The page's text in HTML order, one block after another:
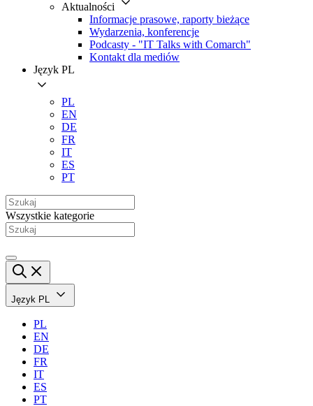
Aktualności
Informacje prasowe, raporty bieżące
Wydarzenia, konferencje
Podcasty - "IT Talks with Comarch"
Kontakt dla mediów
Język PL
PL
EN
DE
FR
IT
ES
PT
Wszystkie kategorie
Język PL
PL
EN
DE
FR
IT
ES
PT